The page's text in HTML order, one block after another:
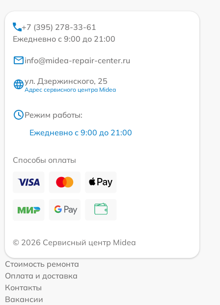
+7 (395) 278-33-61
Ежедневно с 9:00 до 21:00
info@midea-repair-center.ru
ул. Дзержинского, 25
Адрес сервисного центра Midea
Режим работы:
Ежедневно с 9:00 до 21:00
Способы оплаты
© 2026 Сервисный центр Midea
Стоимость ремонта
Оплата и доставка
Контакты
Вакансии